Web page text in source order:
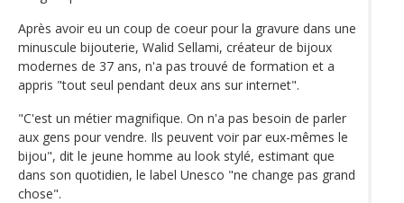
Après avoir eu un coup de coeur pour la gravure dans une
minuscule bijouterie, Walid Sellami, créateur de bijoux
modernes de 37 ans, n'a pas trouvé de formation et a
appris "tout seul pendant deux ans sur internet".
"C'est un métier magnifique. On n'a pas besoin de parler
aux gens pour vendre. Ils peuvent voir par eux-mêmes le
bijou", dit le jeune homme au look stylé, estimant que
dans son quotidien, le label Unesco "ne change pas grand
chose".